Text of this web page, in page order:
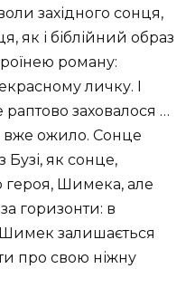
західного сонця,
як і біблійний образ
роману:
личку.
раптово заховалося …
вже ожило. Сонце
Бузі, як сонце,
героя, Шимека, але
горизонти: в
Шимек залишається
про свою ніжну